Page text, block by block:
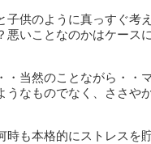
子供のように真っすぐ考
悪いことなのかはケース
当然のことながら・・マ
うなものでなく、ささや
も本格的にストレスを